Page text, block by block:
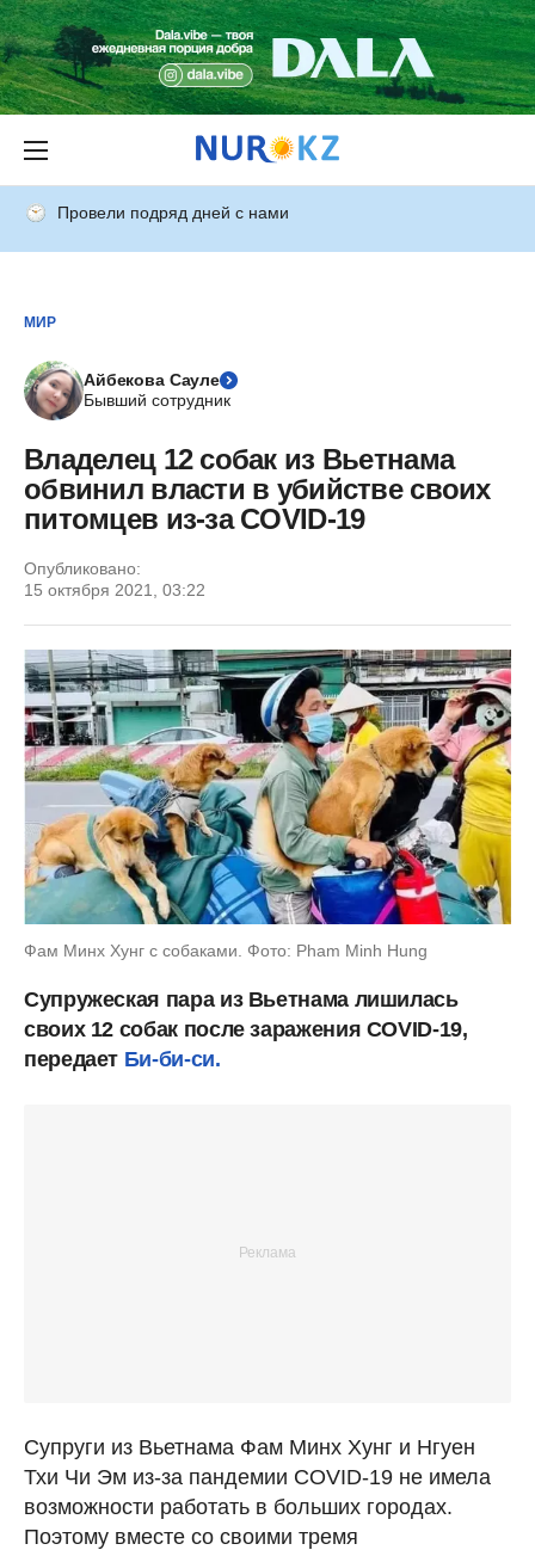
Провели подряд дней с нами
МИР
Айбекова Сауле
Бывший сотрудник
Владелец 12 собак из Вьетнама
обвинил власти в убийстве своих
питомцев из-за COVID-19
Опубликовано:
15 октября 2021, 03:22
Фам Минх Хунг с собаками. Фото: Pham Minh Hung
Супружеская пара из Вьетнама лишилась
своих 12 собак после заражения COVID-19,
передает Би-би-си.
Супруги из Вьетнама Фам Минх Хунг и Нгуен
Тхи Чи Эм из-за пандемии COVID-19 не имела
возможности работать в больших городах.
Поэтому вместе со своими тремя